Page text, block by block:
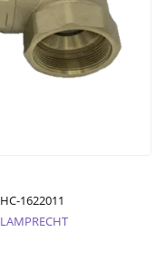
НС-1622011
LAMPRECHT